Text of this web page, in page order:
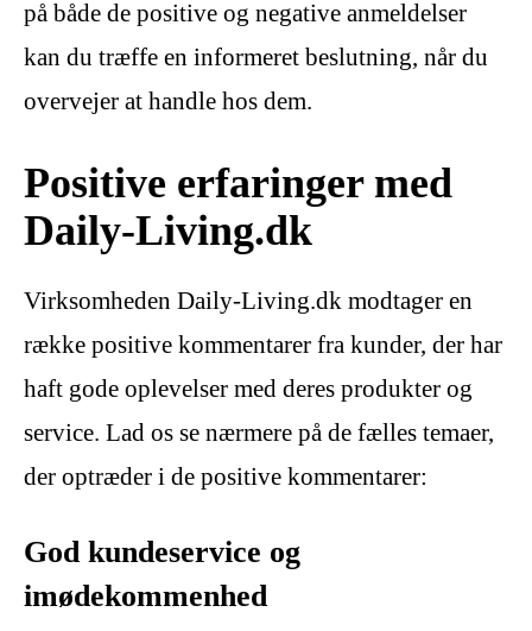
på både de positive og negative anmeldelser
kan du træffe en informeret beslutning, når du
overvejer at handle hos dem.
Positive erfaringer med
Daily-Living.dk
Virksomheden Daily-Living.dk modtager en
række positive kommentarer fra kunder, der har
haft gode oplevelser med deres produkter og
service. Lad os se nærmere på de fælles temaer,
der optræder i de positive kommentarer:
God kundeservice og
imødekommenhed